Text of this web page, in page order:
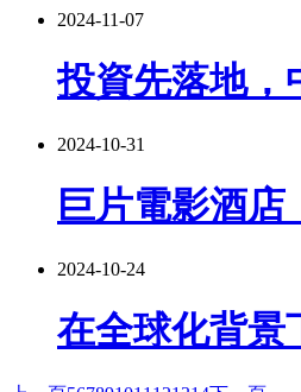
2024-11-07
投資先落地，
2024-10-31
巨片電影酒
2024-10-24
在全球化背景